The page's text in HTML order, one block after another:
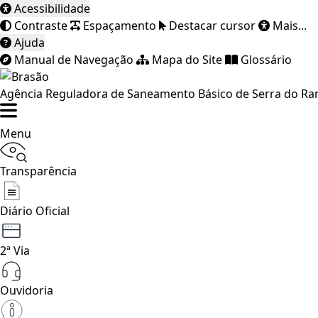
Acessibilidade
Contraste
Espaçamento Destacar cursor
Mais...
Ajuda
Manual de Navegação
Mapa do Site Glossário
Agência Reguladora de Saneamento Básico de Serra do
Menu
Transparência
Diário Oficial
2ª Via
Ouvidoria